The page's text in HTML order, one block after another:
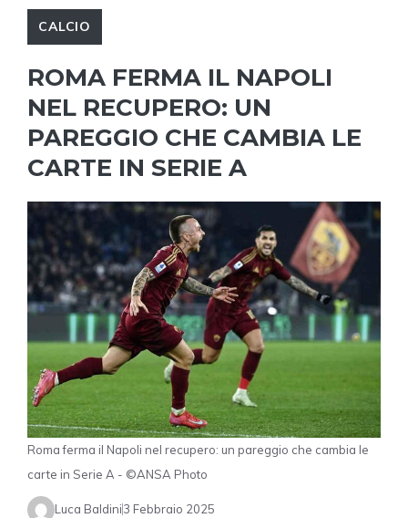
CALCIO
ROMA FERMA IL NAPOLI
NEL RECUPERO: UN
PAREGGIO CHE CAMBIA LE
CARTE IN SERIE A
Roma ferma il Napoli nel recupero: un pareggio che cambia le
carte in Serie A - ©ANSA Photo
Luca Baldini3 Febbraio 2025